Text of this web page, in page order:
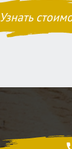
Узнать